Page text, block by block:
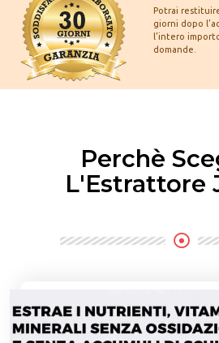
Potrai
giorni dopo
l’intero
domande.
Perchè
L'Estrattore